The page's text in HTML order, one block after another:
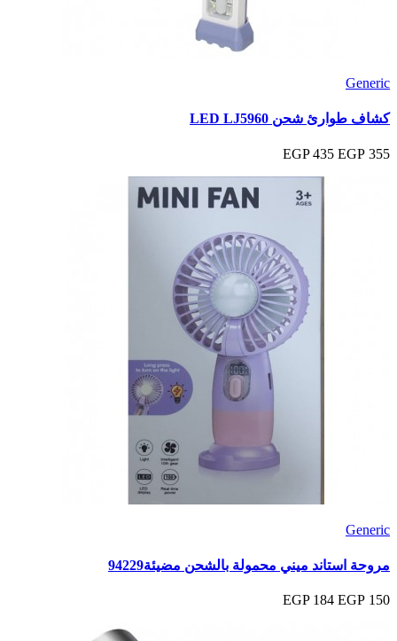
Generic
كشاف طوارئ شحن LED LJ5960
355 EGP
435 EGP
Generic
مروحة استاند ميني محمولة بالشحن مضيئة94229
150 EGP
184 EGP